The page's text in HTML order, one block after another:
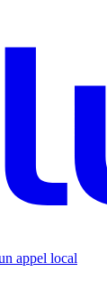
appel local